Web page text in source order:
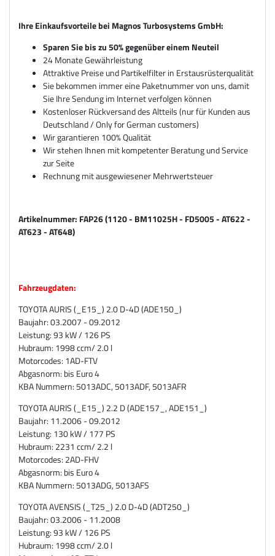
Ihre Einkaufsvorteile bei Magnos Turbosystems GmbH:
Sparen Sie bis zu 50% gegenüber einem Neuteil
24 Monate Gewährleistung
Attraktive Preise und Partikelfilter in Erstausrüsterqualität
Sie bekommen immer eine Paketnummer von uns, damit
Sie Ihre Sendung im Internet verfolgen können
Kostenloser Rückversand des Altteils (nur für Kunden aus
Deutschland / Only for German customers)
Wir garantieren 100% Qualität
Wir stehen Ihnen mit kompetenter Beratung und Service
zur Seite
Rechnung mit ausgewiesener Mehrwertsteuer
Artikelnummer: FAP26 (1120 - BM11025H - FD5005 - AT622 -
AT623 - AT648)
Fahrzeugdaten:
TOYOTA AURIS (_E15_) 2.0 D-4D (ADE150_)
Baujahr: 03.2007 - 09.2012
Leistung: 93 kW / 126 PS
Hubraum: 1998 ccm/ 2.0 l
Motorcodes: 1AD-FTV
Abgasnorm: bis Euro 4
KBA Nummern: 5013ADC, 5013ADF, 5013AFR
TOYOTA AURIS (_E15_) 2.2 D (ADE157_, ADE151_)
Baujahr: 11.2006 - 09.2012
Leistung: 130 kW / 177 PS
Hubraum: 2231 ccm/ 2.2 l
Motorcodes: 2AD-FHV
Abgasnorm: bis Euro 4
KBA Nummern: 5013ADG, 5013AFS
TOYOTA AVENSIS (_T25_) 2.0 D-4D (ADT250_)
Baujahr: 03.2006 - 11.2008
Leistung: 93 kW / 126 PS
Hubraum: 1998 ccm/ 2.0 l